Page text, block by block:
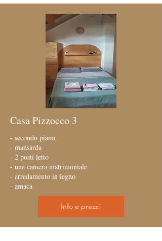
Casa Pizzocco 3
- secondo piano
- mansarda
- 2 posti letto
- una camera matrimoniale
- arredamento in legno
- amaca
Info e prezzi